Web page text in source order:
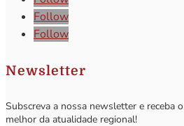
Follow
Follow
Newsletter
Subscreva a nossa newsletter e receba o
melhor da atualidade regional!